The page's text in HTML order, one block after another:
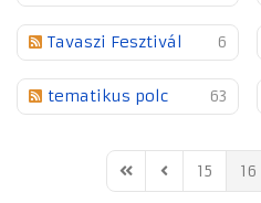
Tavaszi Fesztivál 6
tematikus polc 63
First PagePrevious Page
15 16